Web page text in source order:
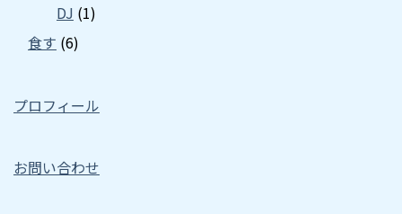
DJ (1)
食す (6)
プロフィール
お問い合わせ